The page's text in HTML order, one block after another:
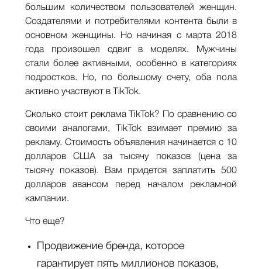
большим количеством пользователей женщин.
Создателями и потребителями контента были в
основном женщины. Но начиная с марта 2018
года произошел сдвиг в моделях. Мужчины
стали более активными, особенно в категориях
подростков. Но, по большому счету, оба пола
активно участвуют в TikTok.
Сколько стоит реклама TikTok? По сравнению со
своими аналогами, TikTok взимает премию за
рекламу. Стоимость объявления начинается с 10
долларов США за тысячу показов (цена за
тысячу показов). Вам придется заплатить 500
долларов авансом перед началом рекламной
кампании.
Что еще?
Продвижение бренда, которое
гарантирует пять миллионов показов,